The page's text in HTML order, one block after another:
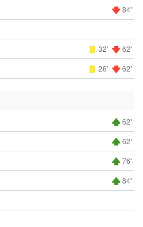
84'
32' 62'
26' 62'
62'
62'
76'
84'